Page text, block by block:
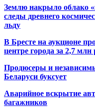
Землю накрыло облако
следы древнего
льду
В Бресте на аукционе
центре города за 2,7 млн
Продюсеры и
Беларуси буксует
Аварийное вскрытие
багажников